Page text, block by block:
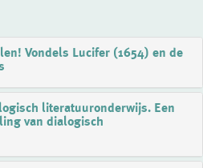
Vondels Lucifer (1654) en de
literatuuronderwijs. Een
van dialogisch